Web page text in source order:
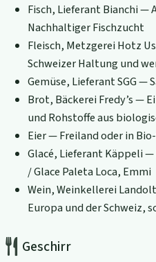
Fisch, Lieferant Bianchi —
Nachhaltiger Fischzucht
Fleisch, Metzgerei Hotz
Schweizer Haltung und
Gemüse, Lieferant SGG —
Brot, Bäckerei Fredy’s —
und Rohstoffe aus
Eier — Freiland oder in
Glacé, Lieferant Käppeli
/ Glace Paleta Loca, Emmi
Wein, Weinkellerei
Europa und der Schweiz,
Geschirr